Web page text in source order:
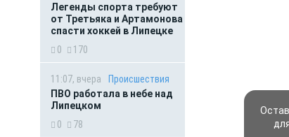
Легенды спорта требуют
от Третьяка и Артамонова
спасти хоккей в Липецке
0
170
11:07, вчера
Происшествия
ПВО работала в небе над
Липецком
0
78